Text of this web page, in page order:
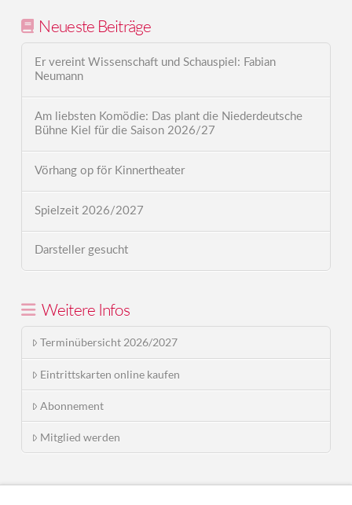
Neueste Beiträge
Er vereint Wissenschaft und Schauspiel: Fabian
Neumann
Am liebsten Komödie: Das plant die Niederdeutsche
Bühne Kiel für die Saison 2026/27
Vörhang op för Kinnertheater
Spielzeit 2026/2027
Darsteller gesucht
Weitere Infos
Terminübersicht 2026/2027
Eintrittskarten online kaufen
Abonnement
Mitglied werden